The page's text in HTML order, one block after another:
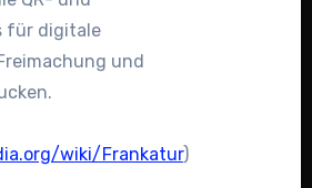
für digitale
und
wiki/Frankatur)